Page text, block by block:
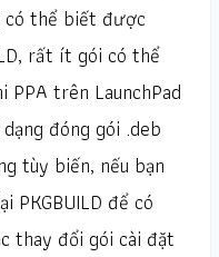
thể biết được
rất ít gói có thể
trên LaunchPad
đóng gói .deb
tùy biến, nếu bạn
PKGBUILD để có
thay đổi gói cài đặt